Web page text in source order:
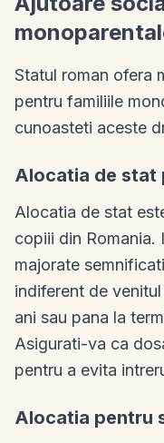
Statul roman ofera
pentru familiile
cunoasteti aceste
Alocatia de stat
Alocatia de stat
copiii din Romania.
majorate
indiferent de
ani sau pana la
Asigurati-va ca
pentru a evita
Alocatia pentru